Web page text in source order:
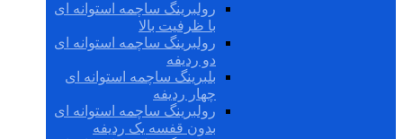
رولبرینگ ساچمه استوانه ای
با ظرفیت بالا
رولبرینگ ساچمه استوانه ای
دو ردیفه
بلبرینگ ساچمه استوانه ای
چهار ردیفه
رولبرینگ ساچمه استوانه ای
بدون قفسه یک ردیفه